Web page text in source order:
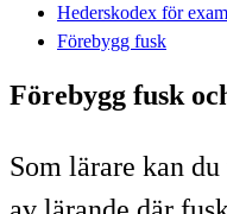
Hederskodex för
Förebygg fusk
Förebygg fusk
Som lärare kan